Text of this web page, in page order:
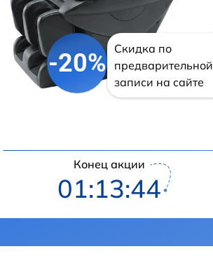
-20%
Скидка по
предварительной
записи на сайте
Конец акции
01:13:43